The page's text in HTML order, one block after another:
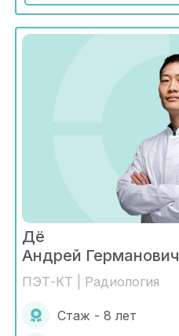
Дё
Андрей Германович
ПЭТ-КТ | Радиология
Стаж - 8 лет